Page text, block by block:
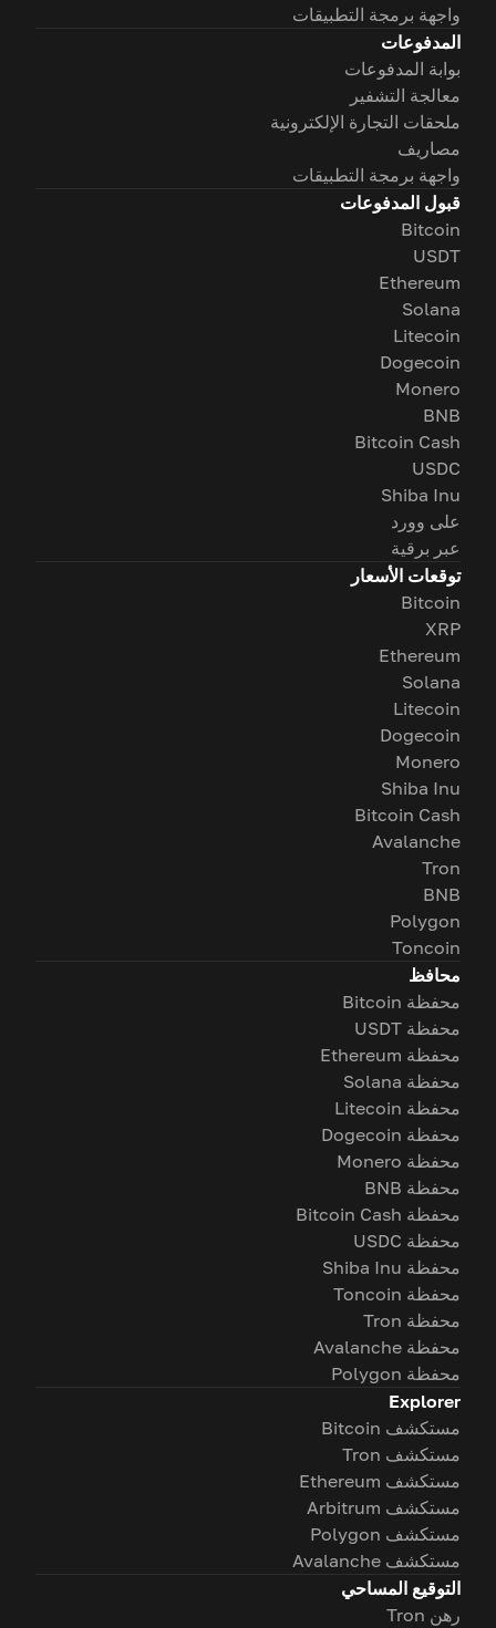
واجهة برمجة التطبيقات
المدفوعات
بوابة المدفوعات
معالجة التشفير
ملحقات التجارة الإلكترونية
مصاريف
واجهة برمجة التطبيقات
قبول المدفوعات
Bitcoin
USDT
Ethereum
Solana
Litecoin
Dogecoin
Monero
BNB
Bitcoin Cash
USDC
Shiba Inu
على وورد
عبر برقية
توقعات الأسعار
Bitcoin
XRP
Ethereum
Solana
Litecoin
Dogecoin
Monero
Shiba Inu
Bitcoin Cash
Avalanche
Tron
BNB
Polygon
Toncoin
محافظ
محفظة Bitcoin
محفظة USDT
محفظة Ethereum
محفظة Solana
محفظة Litecoin
محفظة Dogecoin
محفظة Monero
محفظة BNB
محفظة Bitcoin Cash
محفظة USDC
محفظة Shiba Inu
محفظة Toncoin
محفظة Tron
محفظة Avalanche
محفظة Polygon
Explorer
مستكشف Bitcoin
مستكشف Tron
مستكشف Ethereum
مستكشف Arbitrum
مستكشف Polygon
مستكشف Avalanche
التوقيع المساحي
رهن Tron